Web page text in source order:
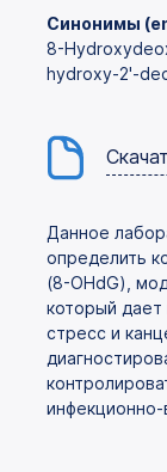
Синонимы
8-
hydroxy-2'-
Данное
определить
(8-OHdG),
который дает
стресс и
инфекционно-